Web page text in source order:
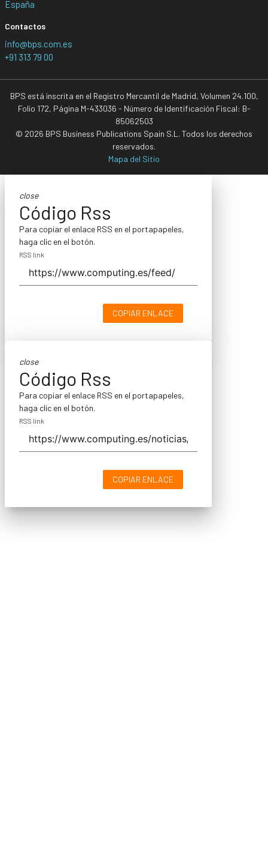
España
Contactos
info@bps.com.es
+91 313 79 00
BPS está inscrita en el Registro Mercantil de Madrid, Volumen 24.100,
Folio 172, Página M-433036 - Número de Identificación Fiscal: B-
85062503
© 2026 BPS Business Publications Spain S.L. Todos los derechos
reservados.
Mapa del Sitio
close
Código Rss
Para copiar el enlace RSS en el portapapeles,
haga clic en el botón.
RSS link
COPIAR ENLACE
close
Código Rss
Para copiar el enlace RSS en el portapapeles,
haga clic en el botón.
RSS link
COPIAR ENLACE